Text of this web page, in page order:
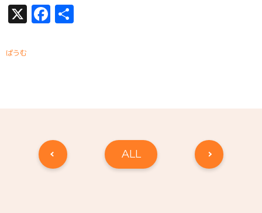
X Facebook
ばうむ
ALL